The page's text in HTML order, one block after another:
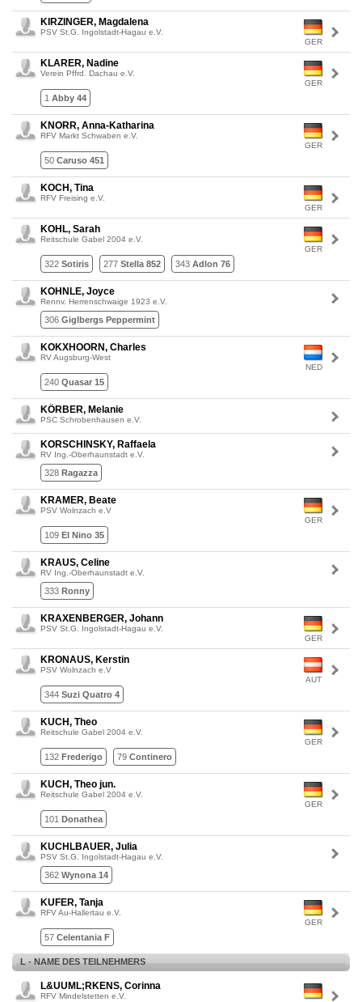
GER
KIRZINGER, Magdalena
PSV St.G. Ingolstadt-Hagau e.V.
GER
KLARER, Nadine
Verein Pffrd. Dachau e.V.
1 Abby 44
GER
KNORR, Anna-Katharina
RFV Markt Schwaben e.V.
50 Caruso 451
GER
KOCH, Tina
RFV Freising e.V.
GER
KOHL, Sarah
Reitschule Gabel 2004 e.V.
322 Sotiris 277 Stella 852 343 Adlon 76
KOHNLE, Joyce
Rennv. Herrenschwaige 1923 e.V.
306 Giglbergs Peppermint
NED
KOKXHOORN, Charles
RV Augsburg-West
240 Quasar 15
KÖRBER, Melanie
PSC Schrobenhausen e.V.
KORSCHINSKY, Raffaela
RV Ing.-Oberhaunstadt e.V.
328 Ragazza
GER
KRAMER, Beate
PSV Wolnzach e.V
109 El Nino 35
KRAUS, Celine
RV Ing.-Oberhaunstadt e.V.
333 Ronny
GER
KRAXENBERGER, Johann
PSV St.G. Ingolstadt-Hagau e.V.
AUT
KRONAUS, Kerstin
PSV Wolnzach e.V
344 Suzi Quatro 4
GER
KUCH, Theo
Reitschule Gabel 2004 e.V.
132 Frederigo 79 Continero
GER
KUCH, Theo jun.
Reitschule Gabel 2004 e.V.
101 Donathea
KUCHLBAUER, Julia
PSV St.G. Ingolstadt-Hagau e.V.
362 Wynona 14
GER
KUFER, Tanja
RFV Au-Hallertau e.V.
57 Celentania F
L - NAME DES TEILNEHMERS
L&UUML;RKENS, Corinna
RFV Mindelstetten e.V.